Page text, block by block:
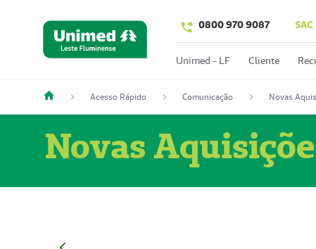
0800 970 9087 SAC
Unimed - LF Cliente
Acesso Rápido Comunicação Novas
Novas